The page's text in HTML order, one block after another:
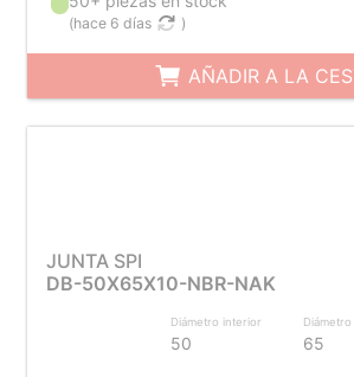
(hace 6 días )
AÑADIR A LA
JUNTA SPI
DB-50X65X10-NBR-NAK
Diámetro interior
50 65